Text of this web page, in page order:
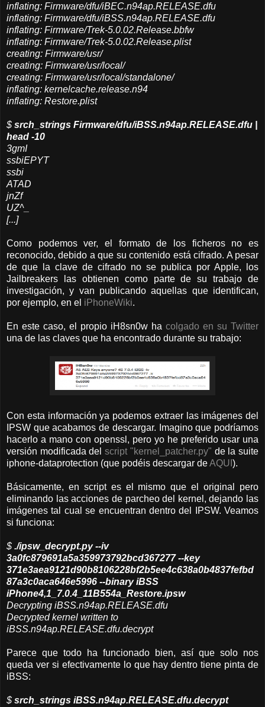
inflating: Firmware/dfu/iBEC.n94ap.RELEASE.dfu
inflating: Firmware/dfu/iBSS.n94ap.RELEASE.dfu
inflating: Firmware/Trek-5.0.02.Release.bbfw
inflating: Firmware/Trek-5.0.02.Release.plist
creating: Firmware/usr/
creating: Firmware/usr/local/
creating: Firmware/usr/local/standalone/
inflating: kernelcache.release.n94
inflating: Restore.plist
$ srch_strings Firmware/dfu/iBSS.n94ap.RELEASE.dfu |
head -10
3gmI
ssbiEPYT
ssbi
ATAD
jnZf
UZ^_
[...]
Como podemos ver, el formato de los ficheros no es
reconocido, debido a que su contenido está cifrado. A pesar
de que la clave de cifrado no se publica por Apple, los
Jailbreakers las obtienen como parte de su trabajo de
investigación, y van publicando aquellas que identifican,
por ejemplo, en el iPhoneWiki.
En este caso, el propio iH8sn0w ha colgado en su Twitter
una de las claves que ha encontrado durante su trabajo:
Con esta información ya podemos extraer las imágenes del
IPSW que acabamos de descargar. Imagino que podríamos
hacerlo a mano con openssl, pero yo he preferido usar una
versión modificada delscript "kernel_patcher.py" de la suite
iphone-dataprotection (que podéis descargar deAQUI ).
Básicamente, en script es el mismo que el original pero
eliminando las acciones de parcheo del kernel, dejando las
imágenes tal cual se encuentran dentro del IPSW. Veamos
si funciona:
$ ./ipsw_decrypt.py --iv
3a0fc879691a5a359973792bcd367277 --key
371e3aea9121d90b8106228bf2b5ee4c638a0b4837fefbd
87a3c0aca646e5996 --binary iBSS
iPhone4,1_7.0.4_11B554a_Restore.ipsw
Decrypting iBSS.n94ap.RELEASE.dfu
Decrypted kernel written to
iBSS.n94ap.RELEASE.dfu.decrypt
Parece que todo ha funcionado bien, así que solo nos
queda ver si efectivamente lo que hay dentro tiene pinta de
iBSS:
$ srch_strings iBSS.n94ap.RELEASE.dfu.decrypt